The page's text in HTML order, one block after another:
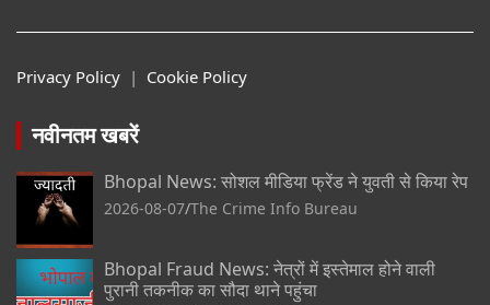
Privacy Policy | Cookie Policy
नवीनतम खबरें
Bhopal News: सोशल मीडिया फ्रेंड ने युवती से किया रेप
2026-08-07 The Crime Info Bureau
Bhopal Fraud News: नेत्रों में इस्तेमाल होने वाली
पुरानी तकनीक का सौदा थाने पहुंचा